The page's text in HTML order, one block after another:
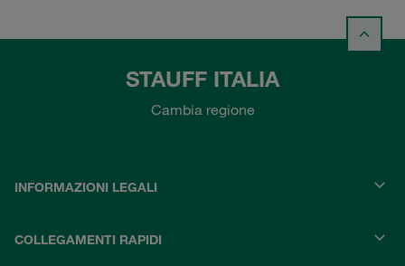
STAUFF ITALIA
Cambia regione
INFORMAZIONI LEGALI
COLLEGAMENTI RAPIDI